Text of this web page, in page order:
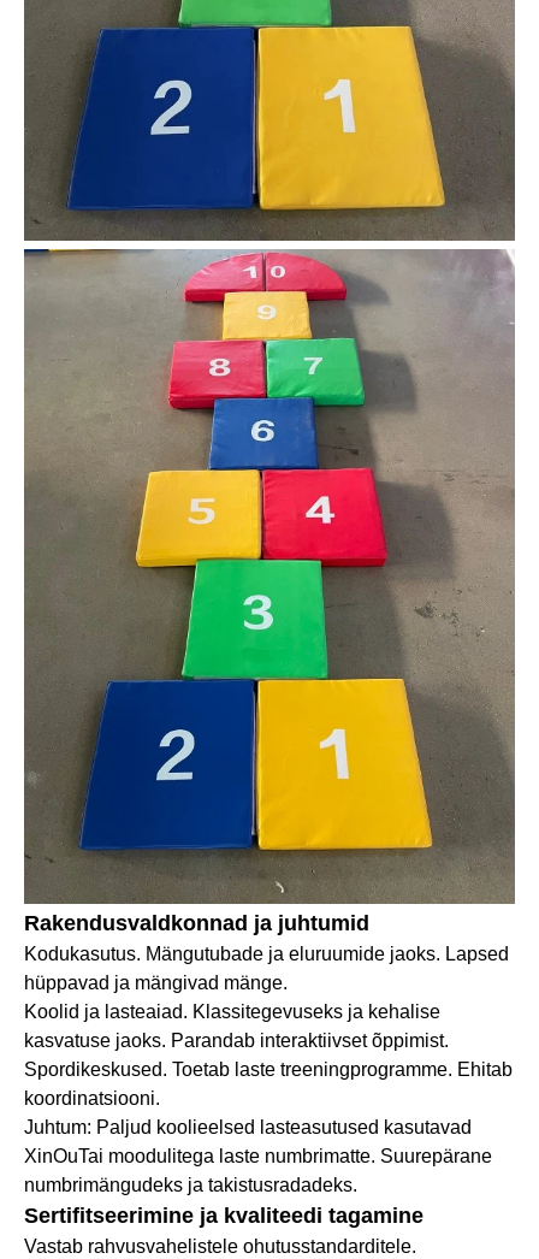
Rakendusvaldkonnad ja juhtumid
Kodukasutus. Mängutubade ja eluruumide jaoks. Lapsed
hüppavad ja mängivad mänge.
Koolid ja lasteaiad. Klassitegevuseks ja kehalise
kasvatuse jaoks. Parandab interaktiivset õppimist.
Spordikeskused. Toetab laste treeningprogramme. Ehitab
koordinatsiooni.
Juhtum: Paljud koolieelsed lasteasutused kasutavad
XinOuTai moodulitega laste numbrimatte. Suurepärane
numbrimängudeks ja takistusradadeks.
Sertifitseerimine ja kvaliteedi tagamine
Vastab rahvusvahelistele ohutusstandarditele.